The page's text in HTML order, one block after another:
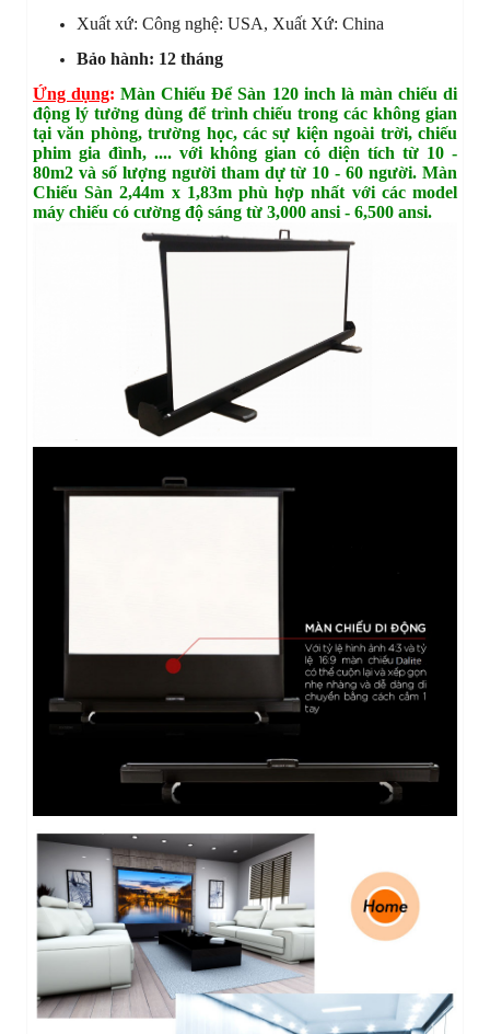
Xuất xứ: Công nghệ: USA, Xuất Xứ: China
Bảo hành: 12 tháng
Ứng dụng: Màn Chiếu Để Sàn 120 inch là màn chiếu di
động lý tưởng dùng để trình chiếu trong các không gian
tại văn phòng, trường học, các sự kiện ngoài trời, chiếu
phim gia đình, .... với không gian có diện tích từ 10 -
80m2 và số lượng người tham dự từ 10 - 60 người. Màn
Chiếu Sàn 2,44m x 1,83m phù hợp nhất với các model
máy chiếu có cường độ sáng từ 3,000 ansi - 6,500 ansi.